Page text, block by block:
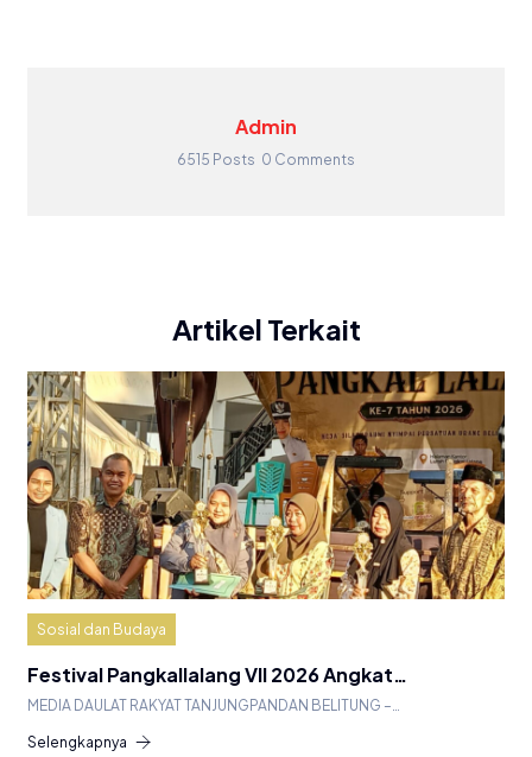
Admin
6515 Posts 0 Comments
Artikel Terkait
Sosial dan Budaya
Festival Pangkallalang VII 2026 Angkat…
MEDIA DAULAT RAKYAT TANJUNGPANDAN BELITUNG –…
Selengkapnya